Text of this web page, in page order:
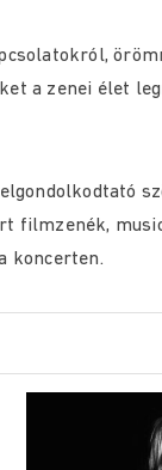
a zenei élet
filmzenék,
koncerten.